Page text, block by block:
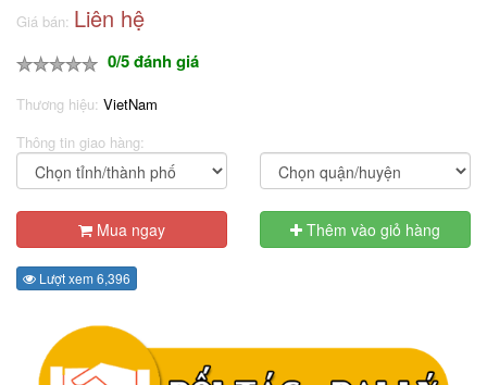
Giá bán: Liên hệ
0/5 đánh giá
Thương hiệu: VietNam
Thông tin giao hàng:
Mua ngay Thêm vào giỏ hàng
Lượt xem 6,396